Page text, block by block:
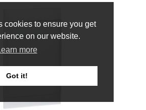
cookies to ensure you get
on our website.
more
Got it!